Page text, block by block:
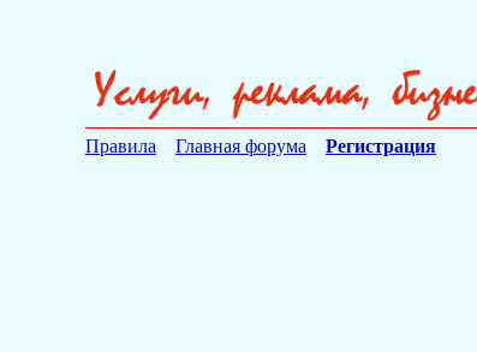
Правила Главная форума Регистрация